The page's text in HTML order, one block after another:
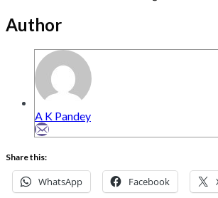
Author
A K Pandey
Share this:
WhatsApp Facebook